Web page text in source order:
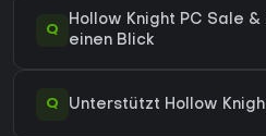
Q
Hollow Knight PC Sale
einen Blick
Q Unterstützt Hollow